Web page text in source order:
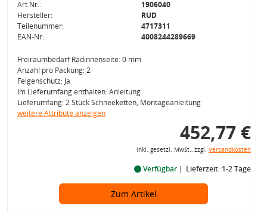
Art.Nr.:
1906040
Hersteller:
RUD
Teilenummer:
4717311
EAN-Nr.:
4008244289669
Freiraumbedarf Radinnenseite: 0 mm
Anzahl pro Packung: 2
Felgenschutz: Ja
Im Lieferumfang enthalten: Anleitung
Lieferumfang: 2 Stück Schneeketten, Montageanleitung
weitere Attribute anzeigen
452,77 €
inkl. gesetzl. MwSt., zzgl. Versandkosten
Verfügbar Lieferzeit: 1-2 Tage
Zum Artikel